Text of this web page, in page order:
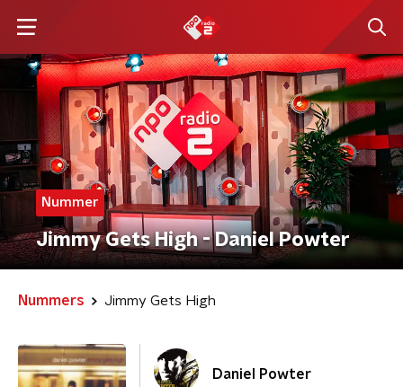
Nummer
Jimmy Gets High - Daniel Powter
Nummers Jimmy Gets High
Daniel Powter